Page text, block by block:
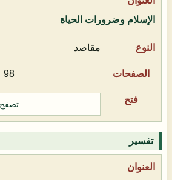
الإسلام وضرورات الحياة
مقاصد
98
تصفح
تفسير